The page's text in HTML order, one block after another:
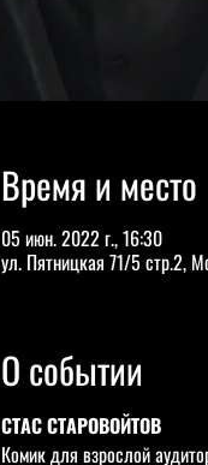
Время и место
05 июн. 2022 г., 16:30
ул. Пятницкая 71/5 стр.2,
О событии
СТАС СТАРОВОЙТОВ
Комик для взрослой